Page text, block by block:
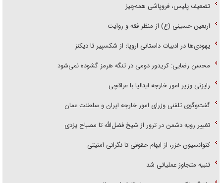
تضعیف پلیس، فروپاشی همه‌چیز
اربعین حسینی (ع) از منظر فقه و روایت
یهودی‌ها در ادبیات داستانی اروپا؛ از شکسپیر تا دیکنز
محسن رضایی: کریدور دومی در تنگه هرمز گشوده نمی‌شود
رایزنی وزیر امور خارجه ایتالیا با عراقچی
گفت‌وگوی تلفنی وزرای امور خارجه ایران و سلطنت عمان
تغییر رویه دشمن در ترور از شیخ فضل‌الله تا مصباح یزدی
کنوانسیون خزر، از ابهام حقوقی تا نگرانی امنیتی
تنبیه متجاوز عملیاتی شد